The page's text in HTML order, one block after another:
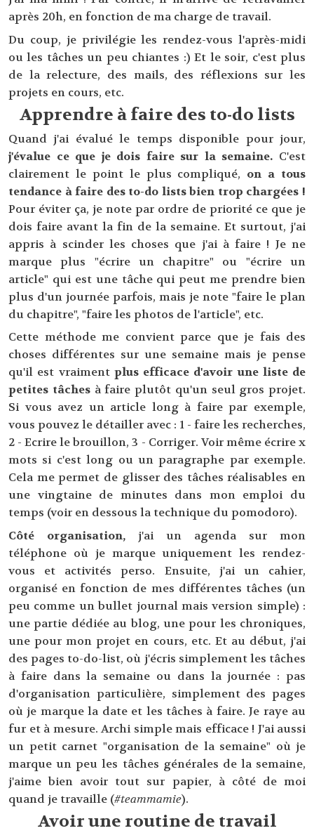
après 20h, en fonction de ma charge de travail.
Du coup, je privilégie les rendez-vous l'après-midi
ou les tâches un peu chiantes :) Et le soir, c'est plus
de la relecture, des mails, des réflexions sur les
projets en cours, etc.
Apprendre à faire des to-do lists
Quand j'ai évalué le temps disponible pour jour,
j'évalue ce que je dois faire sur la semaine. C'est
clairement le point le plus compliqué, on a tous
tendance à faire des to-do lists bien trop chargées !
Pour éviter ça, je note par ordre de priorité ce que je
dois faire avant la fin de la semaine. Et surtout, j'ai
appris à scinder les choses que j'ai à faire ! Je ne
marque plus "écrire un chapitre" ou "écrire un
article" qui est une tâche qui peut me prendre bien
plus d'un journée parfois, mais je note "faire le plan
du chapitre", "faire les photos de l'article", etc.
Cette méthode me convient parce que je fais des
choses différentes sur une semaine mais je pense
qu'il est vraiment plus efficace d'avoir une liste de
petites tâchesà faire plutôt qu'un seul gros projet.
Si vous avez un article long à faire par exemple,
vous pouvez le détailler avec : 1 - faire les recherches,
2 - Ecrire le brouillon, 3 - Corriger. Voir même écrire x
mots si c'est long ou un paragraphe par exemple.
Cela me permet de glisser des tâches réalisables en
une vingtaine de minutes dans mon emploi du
temps (voir en dessous la technique du pomodoro).
Côté organisation, j'ai un agenda sur mon
téléphone où je marque uniquement les rendez-
vous et activités perso. Ensuite, j'ai un cahier,
organisé en fonction de mes différentes tâches (un
peu comme un bullet journal mais version simple) :
une partie dédiée au blog, une pour les chroniques,
une pour mon projet en cours, etc. Et au début, j'ai
des pages to-do-list, où j'écris simplement les tâches
à faire dans la semaine ou dans la journée : pas
d'organisation particulière, simplement des pages
où je marque la date et les tâches à faire. Je raye au
fur et à mesure. Archi simple mais efficace ! J'ai aussi
un petit carnet "organisation de la semaine" où je
marque un peu les tâches générales de la semaine,
j'aime bien avoir tout sur papier, à côté de moi
quand je travaille (#teammamie).
Avoir une routine de travail